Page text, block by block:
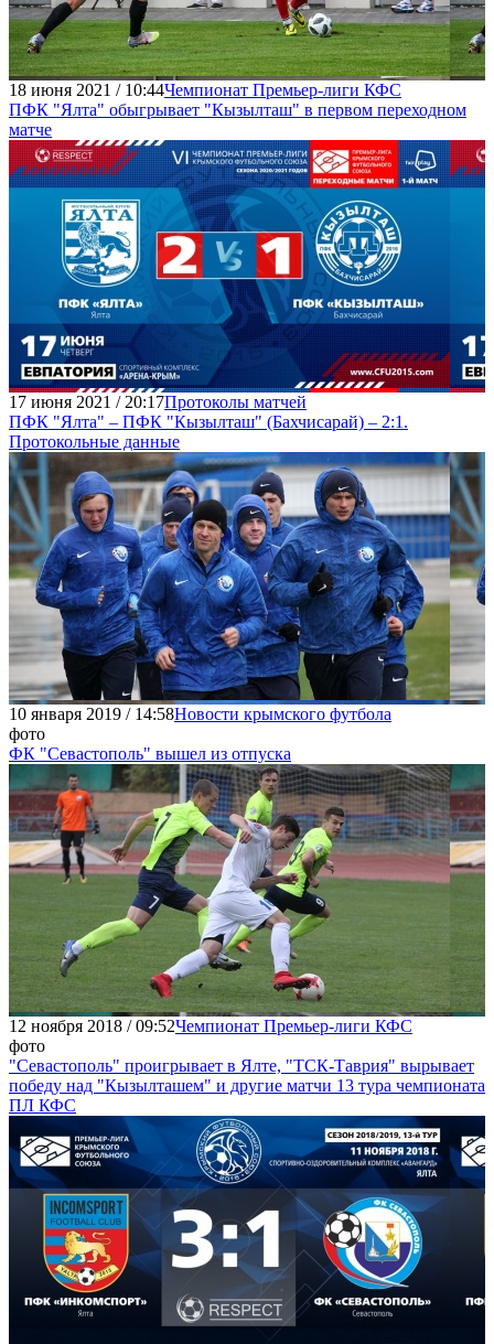
18 июня 2021 / 10:44Чемпионат Премьер-лиги КФС
ПФК "Ялта" обыгрывает "Кызылташ" в первом переходном
матче
17 июня 2021 / 20:17Протоколы матчей
ПФК "Ялта" – ПФК "Кызылташ" (Бахчисарай) – 2:1.
Протокольные данные
10 января 2019 / 14:58Новости крымского футбола
фото
ФК "Севастополь" вышел из отпуска
12 ноября 2018 / 09:52Чемпионат Премьер-лиги КФС
фото
"Севастополь" проигрывает в Ялте, "ТСК-Таврия" вырывает
победу над "Кызылташем" и другие матчи 13 тура чемпионата
ПЛ КФС